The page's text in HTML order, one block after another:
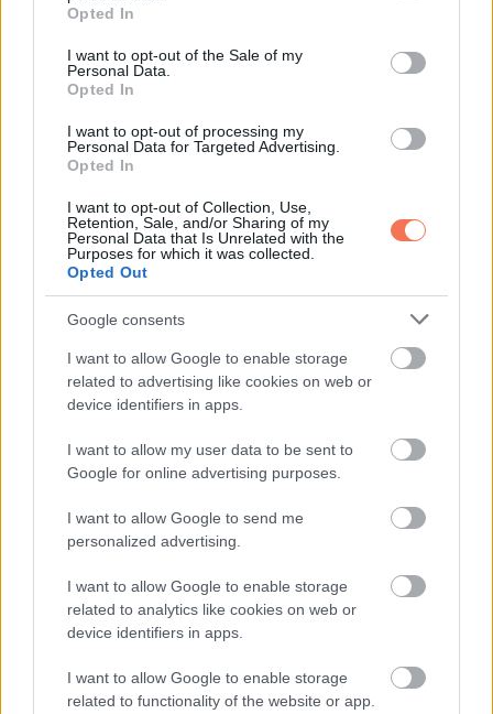
use your data for below specified purposes in below Google
consent section.
Opted In
I want to opt-out of the Sale of my
Personal Data.
Opted In
I want to opt-out of processing my
Personal Data for Targeted Advertising.
Opted In
I want to opt-out of Collection, Use,
Retention, Sale, and/or Sharing of my
Personal Data that Is Unrelated with the
Purposes for which it was collected.
Opted Out
Google consents
I want to allow Google to enable storage
related to advertising like cookies on web or
device identifiers in apps.
I want to allow my user data to be sent to
Google for online advertising purposes.
I want to allow Google to send me
personalized advertising.
I want to allow Google to enable storage
related to analytics like cookies on web or
device identifiers in apps.
I want to allow Google to enable storage
related to functionality of the website or app.
Pár apró változtatás sokat számíthat:
-Ébredés után ülj az ágy szélén 1 percig, mielőtt felállsz.
-Igyál egy kis pohár vizet előtte, ha az orvosod ezt engedi.
-Mindig ellenőrizd a víz hőmérsékletét.
-Először a kezedet és a lábadat vizezd be, csak utána állj be
-Használj kapaszkodót és csúszásgátló szőnyeget.
-Ne közvetlenül egy nagy étkezés után zuhanyozz.
-Ha már előfordult ájulás vagy gyakori szédülés, legyen
valaki a közelben.